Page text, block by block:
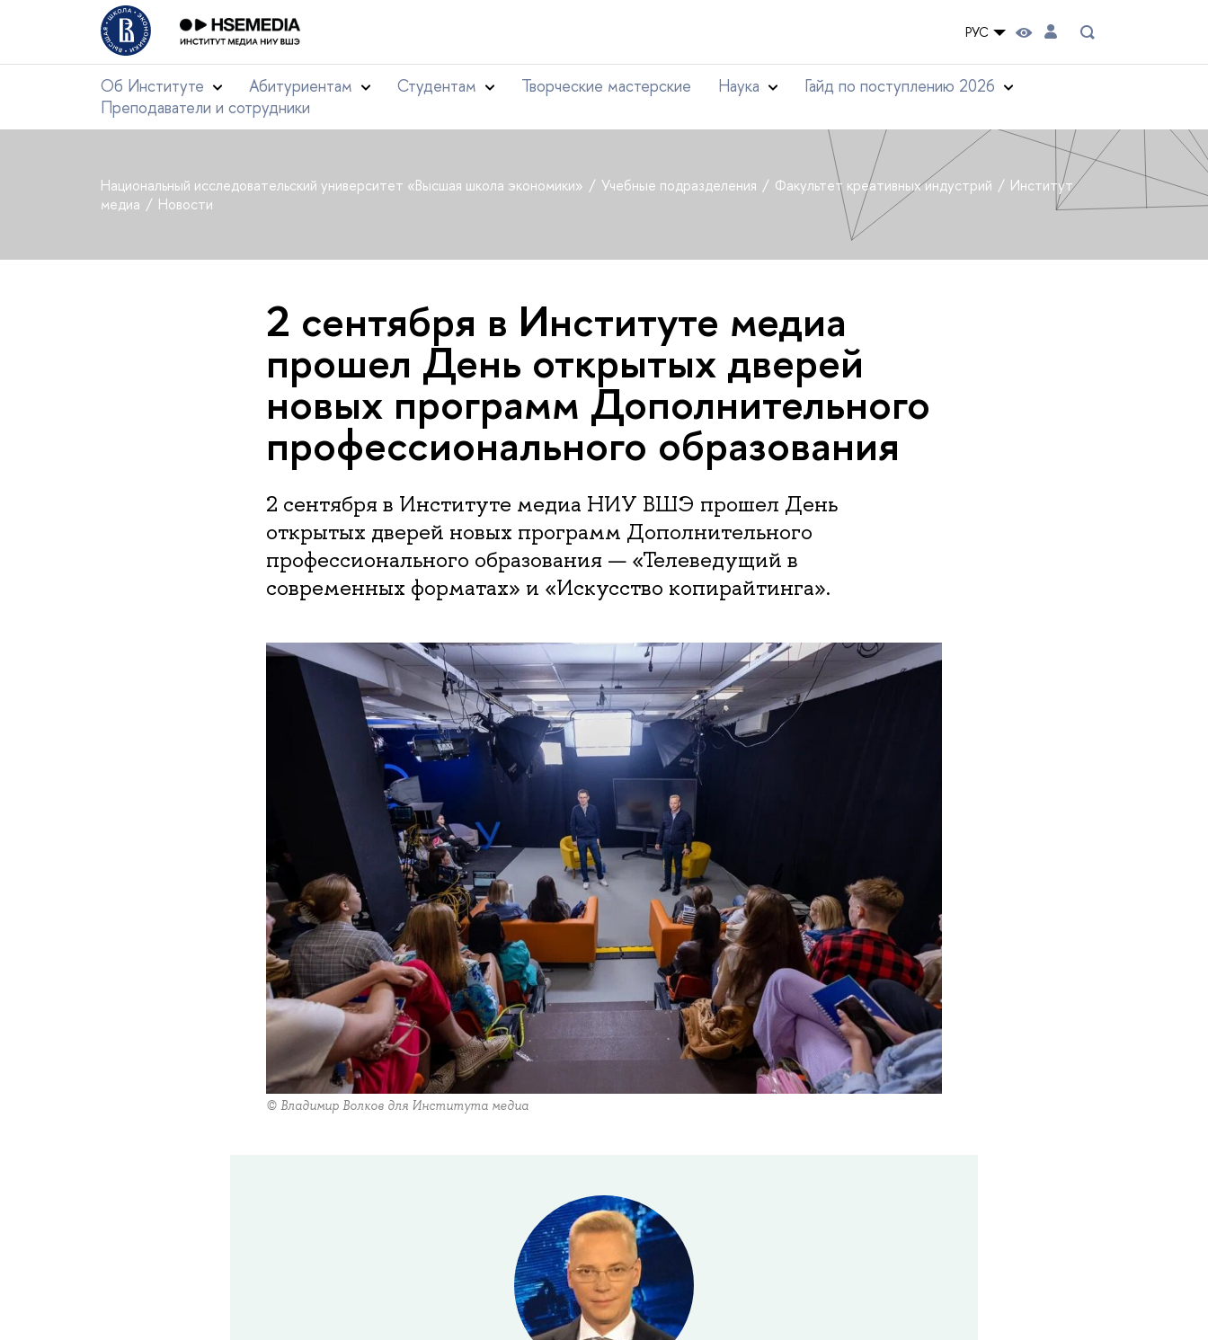
РУС
Об Институте Абитуриентам Студентам Творческие мастерские Наука
Гайд по поступлению 2026
Преподаватели и сотрудники
Национальный исследовательский университет «Высшая школа экономики» Учебные подразделения Факультет креативных индустрий
Институт
медиа
Новости
2 сентября в Институте медиа
прошел День открытых дверей
новых программ Дополнительного
профессионального образования
2 сентября в Институте медиа НИУ ВШЭ прошел День
открытых дверей новых программ Дополнительного
профессионального образования — «Телеведущий в
современных форматах» и «Искусство копирайтинга».
© Владимир Волков для Института медиа